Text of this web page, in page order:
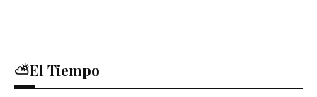
⛅El Tiempo